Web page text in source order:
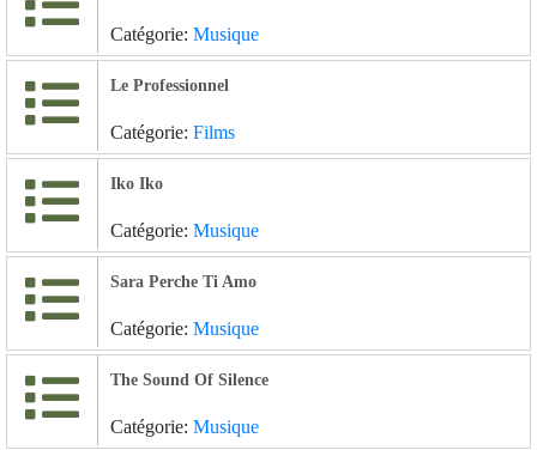
Catégorie: Musique
Le Professionnel
Catégorie: Films
Iko Iko
Catégorie: Musique
Sara Perche Ti Amo
Catégorie: Musique
The Sound Of Silence
Catégorie: Musique